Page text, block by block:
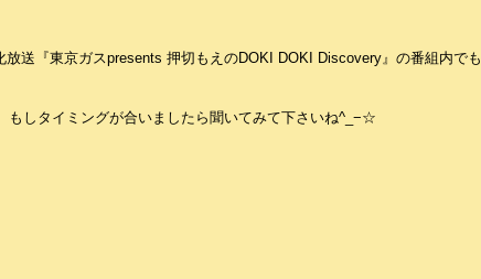
送『東京ガスpresents 押切もえのDOKI DOKI Discovery』の番組内でも
もしタイミングが合いましたら聞いてみて下さいね^_−☆